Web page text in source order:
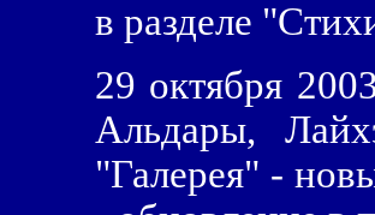
в разделе
29 октября
Альдары,
"Галерея" -